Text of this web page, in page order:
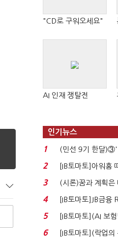
"CD로 구워오세요"
AI 인재 쟁탈전
인기뉴스
1
(민선 9기 한달
격…추미애, 20년
2
[IB토마토]아워홈
340억 베팅…가...
3 (시론)꿈과 계획은
4
[IB토마토]JB금
실적 견인은 은행
5
[IB토마토](AI 보
80% 개선…현실
6
[IB토마토](락업